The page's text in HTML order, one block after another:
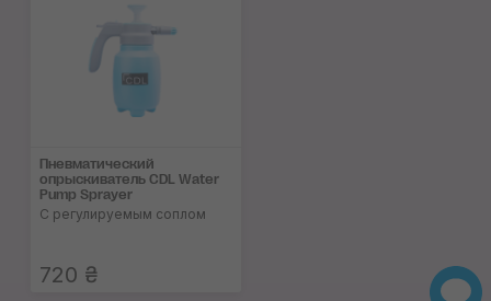
Пневматический
опрыскиватель CDL Water
Pump Sprayer
С регулируемым соплом
720 ₴